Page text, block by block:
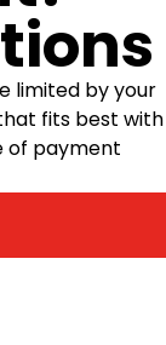
limited by your
fits best with
of payment